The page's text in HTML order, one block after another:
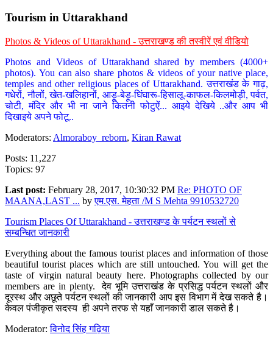
Tourism in Uttarakhand
Photos & Videos of Uttarakhand - उत्तराखण्ड की तस्वीरें एवं वीडियो
Photos and Videos of Uttarakhand shared by members (4000+
photos). You can also share photos & videos of your native place,
temples and other religious places of Uttarakhand. उत्तराखंड के गाढ़,
गधेरों, नौलों, खेत-खलिहानों, आड़ू-बेड़ू-घिंघारू-हिसालू-काफल-किलमोड़ी, पर्वत,
चोटी, मंदिर और भी ना जाने कितनी फोटुऐं... आइये देखिये ..और आप भी
दिखाइये अपने फोटू..
Moderators: Almoraboy_reborn, Kiran Rawat
Posts: 11,227
Topics: 97
Last post: February 28, 2017, 10:30:32 PM Re: PHOTO OF
MAANA,LAST ... byएम.एस. मेहता /M S Mehta 9910532720
Tourism Places Of Uttarakhand - उत्तराखण्ड के पर्यटन स्थलों से
सम्बन्धित जानकारी
Everything about the famous tourist places and information of those
beautiful tourist places which are still untouched. You will get the
taste of virgin natural beauty here. Photographs collected by our
members are in plenty. देव भूमि उत्तराखंड के प्रसिद्ध पर्यटन स्थलों और
दूरस्थ और अछूते पर्यटन स्थलों की जानकारी आप इस विभाग में देख सकते है।
केवल पंजीकृत सदस्य ही अपने तरफ से यहाँ जानकारी डाल सकते है।
Moderator:विनोद सिंह गढ़िया